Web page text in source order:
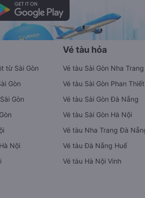
từ Sài Gòn
Gòn
Gòn
Nội
Vé tàu hỏa
Vé tàu Sài Gòn Nha Trang
Vé tàu Sài Gòn Phan Thiết
Vé tàu Sài Gòn Đà Nẵng
Vé tàu Sài Gòn Hà Nội
Vé tàu Nha Trang Đà
Vé tàu Đà Nẵng Huế
Vé tàu Hà Nội Vinh